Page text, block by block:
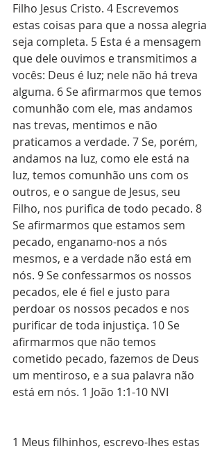
Filho Jesus Cristo. 4 Escrevemos
estas coisas para que a nossa alegria
seja completa. 5 Esta é a mensagem
que dele ouvimos e transmitimos a
vocês: Deus é luz; nele não há treva
alguma. 6 Se afirmarmos que temos
comunhão com ele, mas andamos
nas trevas, mentimos e não
praticamos a verdade. 7 Se, porém,
andamos na luz, como ele está na
luz, temos comunhão uns com os
outros, e o sangue de Jesus, seu
Filho, nos purifica de todo pecado. 8
Se afirmarmos que estamos sem
pecado, enganamo-nos a nós
mesmos, e a verdade não está em
nós. 9 Se confessarmos os nossos
pecados, ele é fiel e justo para
perdoar os nossos pecados e nos
purificar de toda injustiça. 10 Se
afirmarmos que não temos
cometido pecado, fazemos de Deus
um mentiroso, e a sua palavra não
está em nós. 1 João 1:1-10 NVI
1 Meus filhinhos, escrevo-lhes estas